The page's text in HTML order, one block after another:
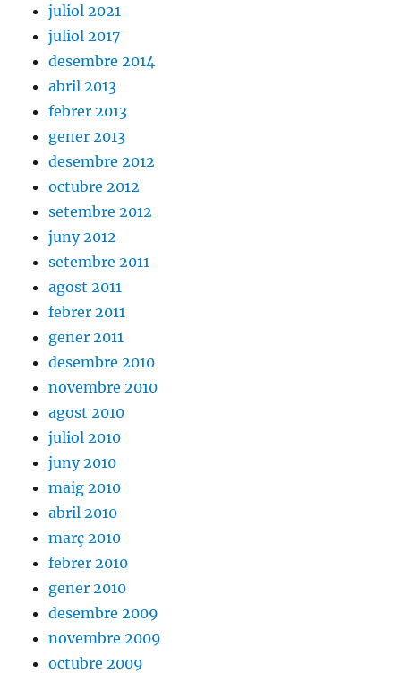
juliol 2021
juliol 2017
desembre 2014
abril 2013
febrer 2013
gener 2013
desembre 2012
octubre 2012
setembre 2012
juny 2012
setembre 2011
agost 2011
febrer 2011
gener 2011
desembre 2010
novembre 2010
agost 2010
juliol 2010
juny 2010
maig 2010
abril 2010
març 2010
febrer 2010
gener 2010
desembre 2009
novembre 2009
octubre 2009